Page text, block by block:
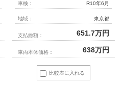
比較表に入れる
車検： R10年6月
地域： 東京都
支払総額： 651.7万円
車両本体価格： 638万円